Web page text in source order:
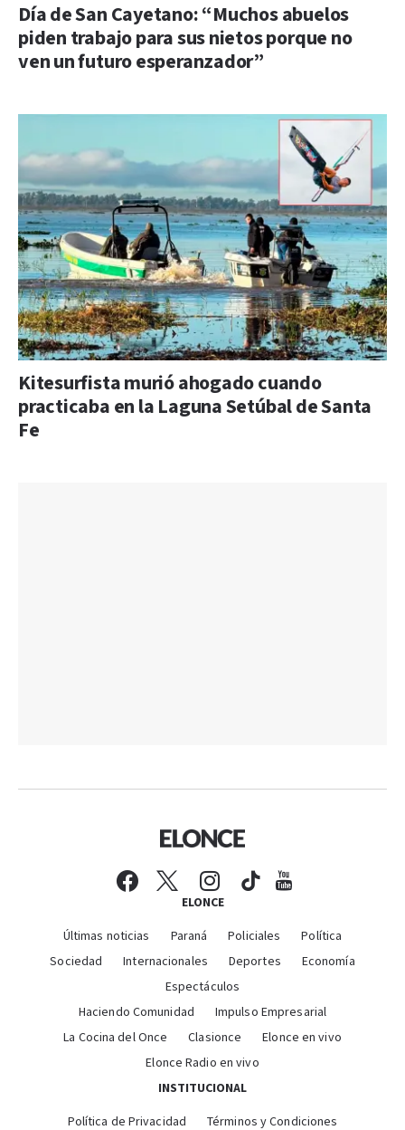
Día de San Cayetano: “Muchos abuelos
piden trabajo para sus nietos porque no
ven un futuro esperanzador”
Kitesurfista murió ahogado cuando
practicaba en la Laguna Setúbal de Santa
Fe
ELONCE
Últimas noticias Paraná Policiales
Política
Sociedad
Internacionales Deportes
Economía
Espectáculos
Haciendo Comunidad
Impulso Empresarial
La Cocina del Once
Clasionce
Elonce en vivo
Elonce Radio en vivo
INSTITUCIONAL
Política de Privacidad Términos y Condiciones